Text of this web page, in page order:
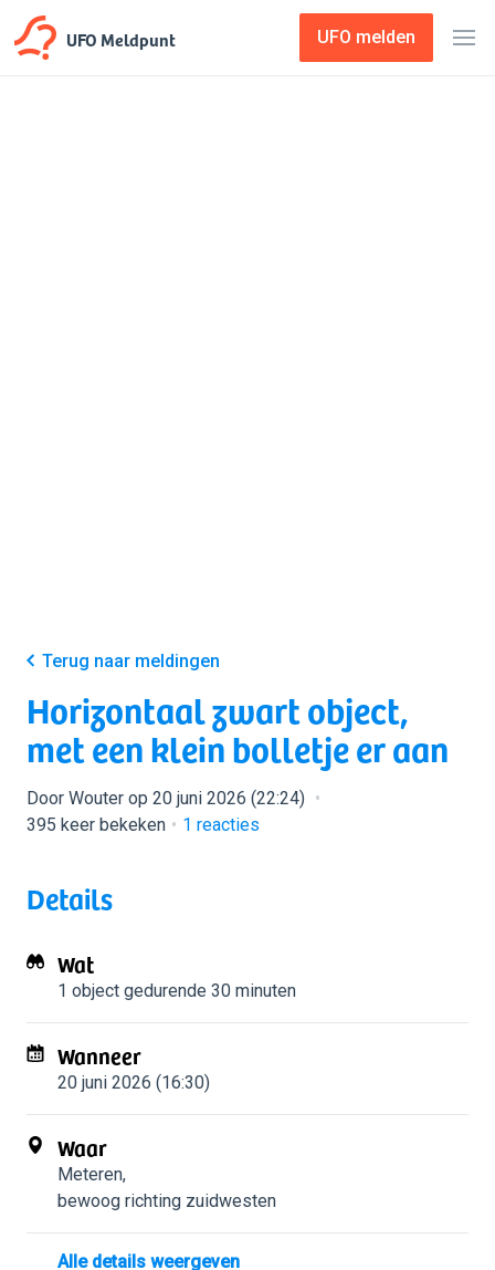
UFO Meldpunt UFO melden
Terug naar meldingen
Horizontaal zwart object,
met een klein bolletje er aan
Door Wouter op 20 juni 2026 (22:24)
395 keer bekeken
1 reacties
Details
Wat
1 object gedurende 30 minuten
Wanneer
20 juni 2026 (16:30)
Waar
Meteren,
bewoog richting zuidwesten
Alle details weergeven